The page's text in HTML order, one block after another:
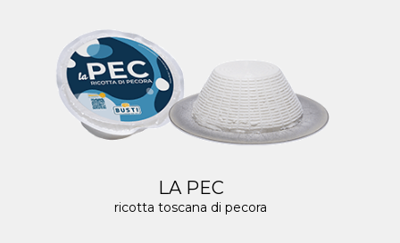
LA PEC
ricotta toscana di pecora